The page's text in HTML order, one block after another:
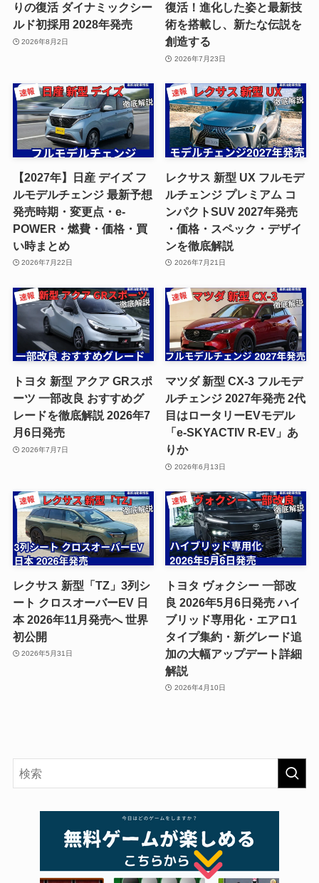
りの復活 ダイナミックシー
ルド初採用 2028年発売
2026年8月2日
復活！進化した姿と最新技
術を搭載し、新たな伝説を
創造する
2026年7月23日
【2027年】日産 デイズ フ
ルモデルチェンジ 最新予想
発売時期・変更点・e-
POWER・燃費・価格・買
い時まとめ
2026年7月22日
レクサス 新型 UX フルモデ
ルチェンジ プレミアム コ
ンパクトSUV 2027年発売
・価格・スペック・デザイ
ンを徹底解説
2026年7月21日
トヨタ 新型 アクア GRスポ
ーツ 一部改良 おすすめグ
レードを徹底解説 2026年7
月6日発売
2026年7月7日
マツダ 新型 CX-3 フルモデ
ルチェンジ 2027年発売 2代
目はロータリーEVモデル
「e-SKYACTIV R-EV」あ
りか
2026年6月13日
レクサス 新型「TZ」3列シ
ート クロスオーバーEV 日
本 2026年11月発売へ 世界
初公開
2026年5月31日
トヨタ ヴォクシー 一部改
良 2026年5月6日発売 ハイ
ブリッド専用化・エアロ1
タイプ集約・新グレード追
加の大幅アップデート詳細
解説
2026年4月10日